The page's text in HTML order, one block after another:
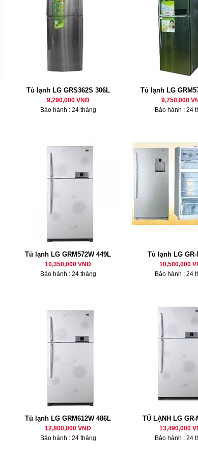
Tủ lạnh LG GRS362S 306L
9,290,000 VNĐ
Bảo hành : 24 tháng
Tủ lạnh LG
9,750,000
Bảo hành : 24
Tủ lạnh LG GRM572W 449L
10,350,000 VNĐ
Bảo hành : 24 tháng
Tủ lạnh LG GR-
10,500,000
Bảo hành : 24
Tủ lạnh LG GRM612W 486L
12,800,000 VNĐ
Bảo hành : 24 tháng
TỦ LẠNH LG GR-
13,490,000
Bảo hành : 24